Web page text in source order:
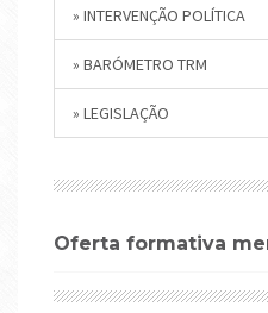
» INTERVENÇÃO POLÍTICA
» BARÓMETRO TRM
» LEGISLAÇÃO
Oferta formativa